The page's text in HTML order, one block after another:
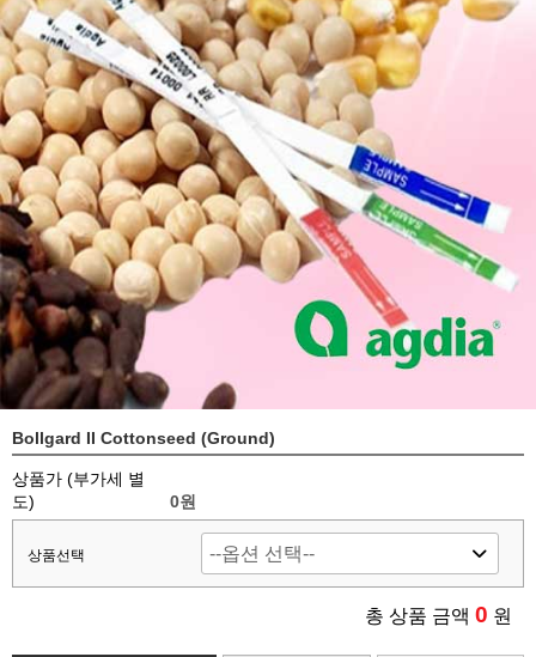
Bollgard II Cottonseed (Ground)
상품가 (부가세 별
도)
0원
상품선택
총 상품 금액 0 원